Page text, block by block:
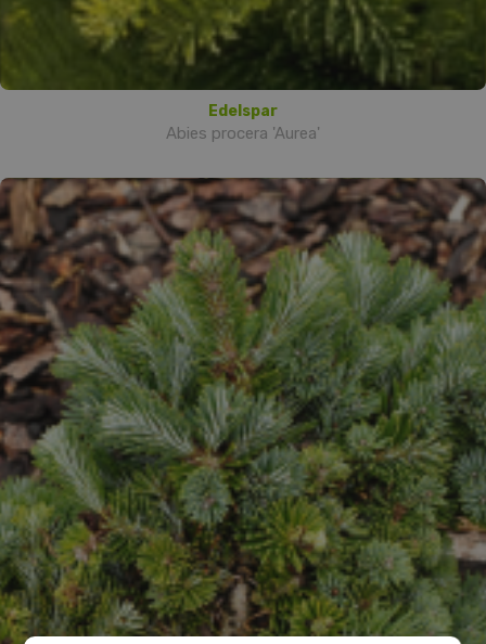
Edelspar
Abies procera 'Aurea'